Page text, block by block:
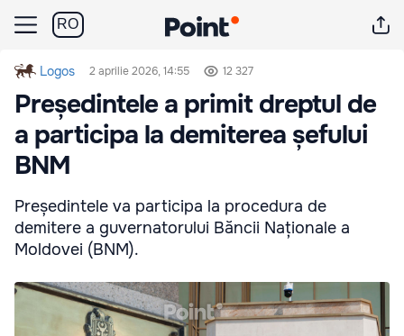
RO
Logos 2 aprilie 2026, 14:55 12 327
Președintele a primit dreptul de
a participa la demiterea șefului
BNM
Președintele va participa la procedura de
demitere a guvernatorului Băncii Naționale a
Moldovei (BNM).